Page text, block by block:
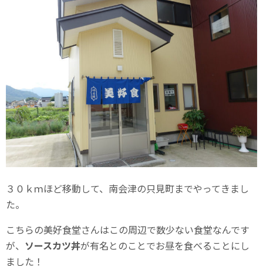
３０ｋｍほど移動して、南会津の只見町までやってきまし
た。
こちらの美好食堂さんはこの周辺で数少ない食堂なんです
が、 ソースカツ丼が有名とのことでお昼を食べることにし
ました！